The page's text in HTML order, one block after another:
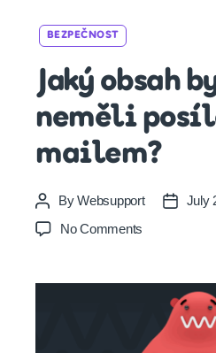
BEZPEČNOST
Jaký obsah
neměli
mailem?
Post
author
ByWebsupport
PostJuly
No Comments
byste
raději
neměli
posílat